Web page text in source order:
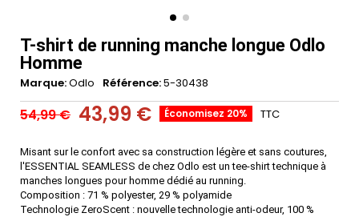
T-shirt de running manche longue Odlo
Homme
Marque Odlo Référence 5-30438
54,99 € 43,99 € Économisez 20% TTC
Misant sur le confort avec sa construction légère et sans coutures,
l'ESSENTIAL SEAMLESS de chez Odlo est un tee-shirt technique à
manches longues pour homme dédié au running.
Composition : 71 % polyester, 29 % polyamide
Technologie ZeroScent : nouvelle technologie anti-odeur, 100 %